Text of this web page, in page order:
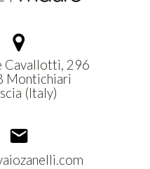
Cavallotti, 296
Montichiari
(Italy)